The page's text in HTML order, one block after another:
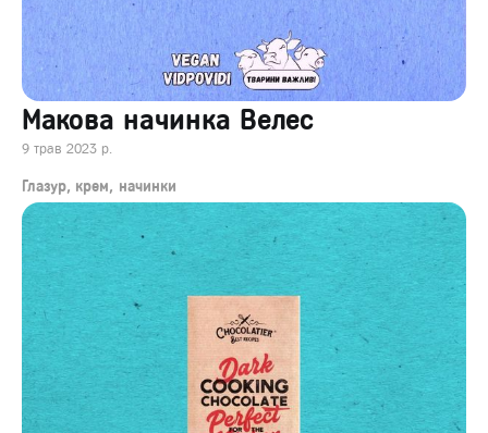
Макова начинка Велес
9 трав 2023 р.
Глазур, крем, начинки